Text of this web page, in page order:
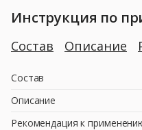
Инструкция по
Состав Описание
Состав
Описание
Рекомендация к